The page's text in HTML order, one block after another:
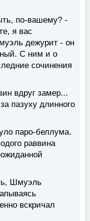
по-вашему? -
я вас
дежурит - он
С ним и о
сочинения
вдруг замер...
пазуху длинного
паро-беллума.
раввина
Шмуэль
вскричал